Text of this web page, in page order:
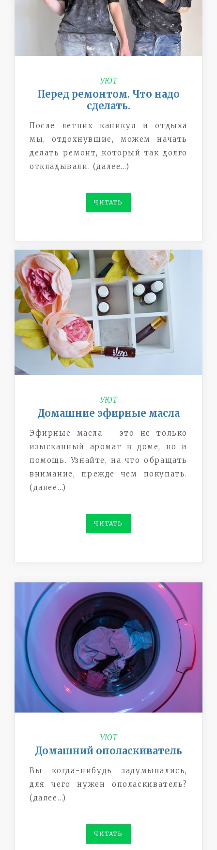
УЮТ
Перед ремонтом. Что надо
сделать.
После летних каникул и отдыха
мы, отдохнувшие, можем начать
делать ремонт, который так долго
откладывали. (далее…)
ЧИТАТЬ
УЮТ
Домашние эфирные масла
Эфирные масла - это не только
изысканный аромат в доме, но и
помощь. Узнайте, на что обращать
внимание, прежде чем покупать.
(далее…)
ЧИТАТЬ
УЮТ
Домашний ополаскиватель
Вы когда-нибудь задумывались,
для чего нужен ополаскиватель?
(далее…)
ЧИТАТЬ